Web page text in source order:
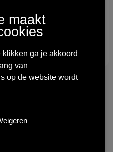
maakt
klikken ga je akkoord
van
op de website wordt